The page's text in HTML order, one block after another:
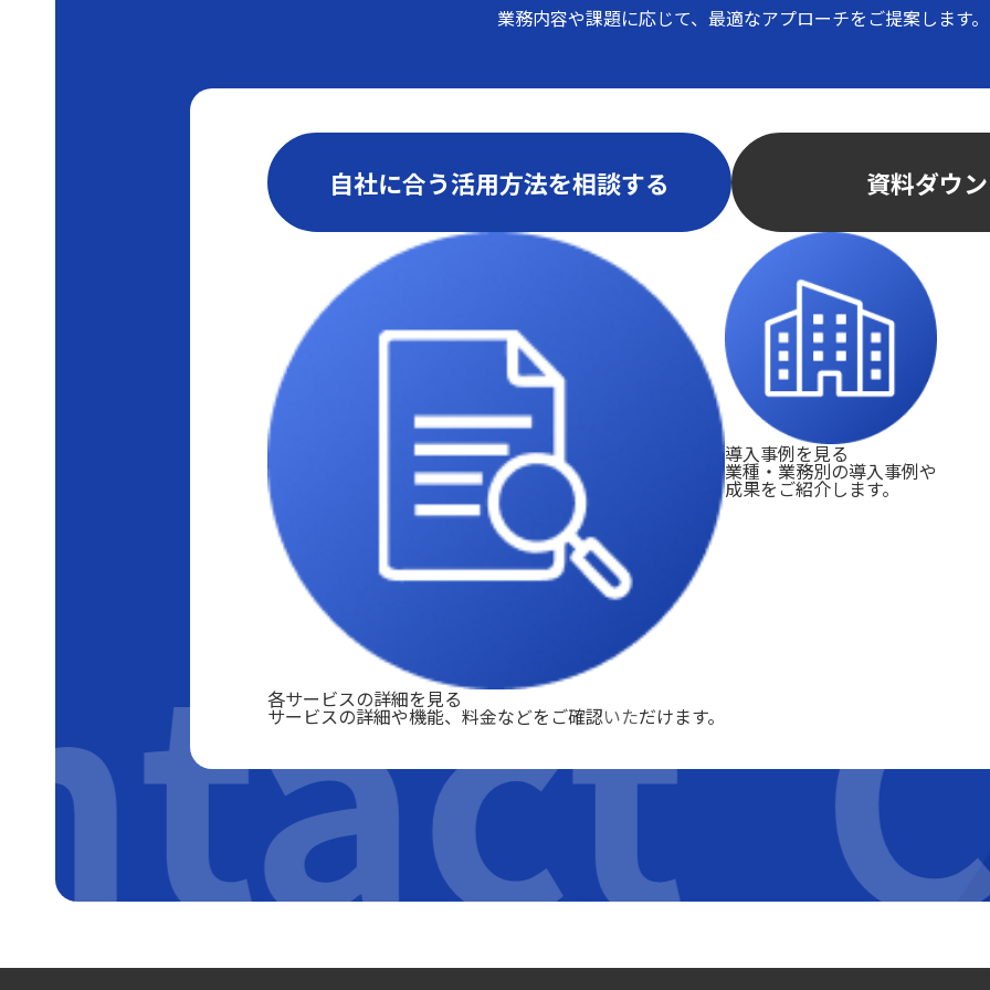
業務内容や課題に応じて、 最適なアプローチをご提案します。
自社に合う活用方法を相談する 資料ダウ
各サービスの詳細を見る
サービスの詳細や機能、料金などをご確認いただけます。
導入事例を見る
業種・業務別の導入事例や
成果をご紹介します。